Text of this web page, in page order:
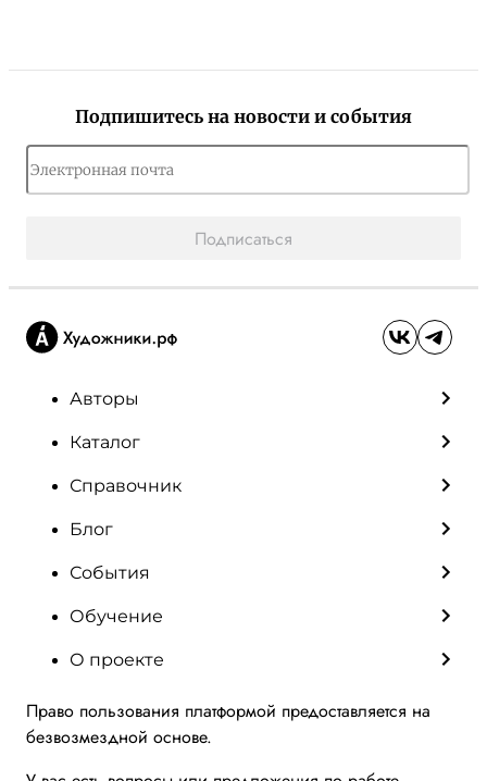
Подпишитесь на новости и события
Подписаться
Авторы
Каталог
Справочник
Блог
События
Обучение
О проекте
Право пользования платформой предоставляется на
безвозмездной основе.